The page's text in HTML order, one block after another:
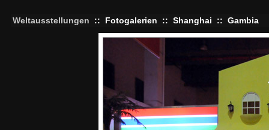
Weltausstellungen :: Fotogalerien :: Shanghai :: Gambia